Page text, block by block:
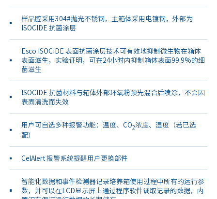
样品腔采用304#抛光不锈钢，主箱体采用电镀钢，外部为
ISOCIDE 抗菌涂层
Esco ISOCIDE 表面抗菌涂层技术可有效地抑制微生物在箱体
表面滋生，实验证明，可在24小时内抑制箱体表面99.9%的细
菌滋生
ISOCIDE 抗菌材料与箱体外部环氧粉预先混合后喷涂，不会因
表面清洗而失效
用户可自选多种报警功能：温度、CO2浓度、湿度（若已选
配）
CelAlert 报警系统提醒用户更换部件
智能化数据和事件检测器记录培养箱使用过程中所有的运行参
数，并可以在LCD显示屏上通过程序软件调取记录的数据，内